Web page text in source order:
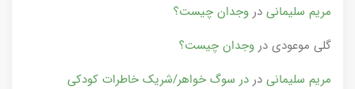
مریم سلیمانی در وجدان چیست؟
گلی موعودی در وجدان چیست؟
مریم سلیمانی در در سوگ خواهر/شریک خاطرات کودکی